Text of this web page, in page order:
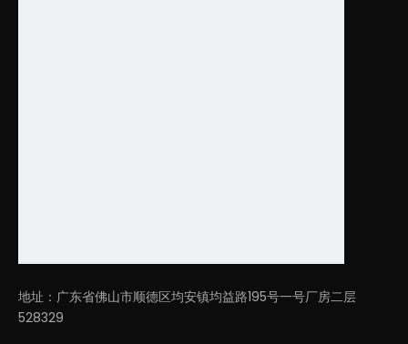
地址：广东省佛山市顺德区均安镇均益路195号一号厂房二层
528329